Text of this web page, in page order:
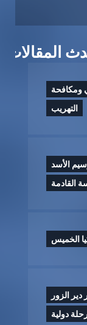
المقالات
ومكافحة
التهريب
الأسد
الخميس
الزور
دولية